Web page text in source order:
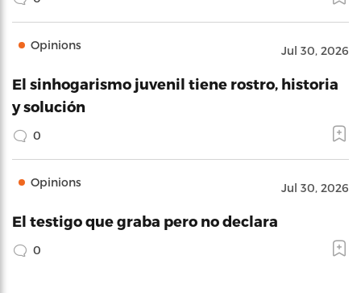
Opinions Jul 30, 2026
El sinhogarismo juvenil tiene rostro, historia
y solución
0
Opinions Jul 30, 2026
El testigo que graba pero no declara
0